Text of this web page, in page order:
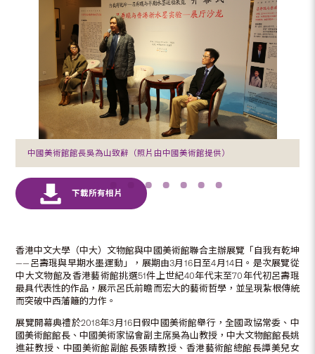
中國美術館館長吳為山致辭（照片由中國美術館提供）
香港中文大學（中大）文物館與中國美術館聯合主辦展覽「自我有乾坤
——呂壽琨與早期水墨運動」，展期由3月16日至4月14日。是次展覽從
中大文物館及香港藝術館挑選51件上世紀40年代末至70年代初呂壽琨
最具代表性的作品，展示呂氏前瞻而宏大的藝術哲學，並呈現紮根傳統
而突破中西藩籬的力作。
展覽開幕典禮於2018年3月16日假中國美術館舉行，全國政協常委、中
國美術館館長、中國美術家協會副主席吳為山教授，中大文物館館長姚
進莊教授、中國美術館副館長張晴教授、香港藝術館總館長譚美兒女